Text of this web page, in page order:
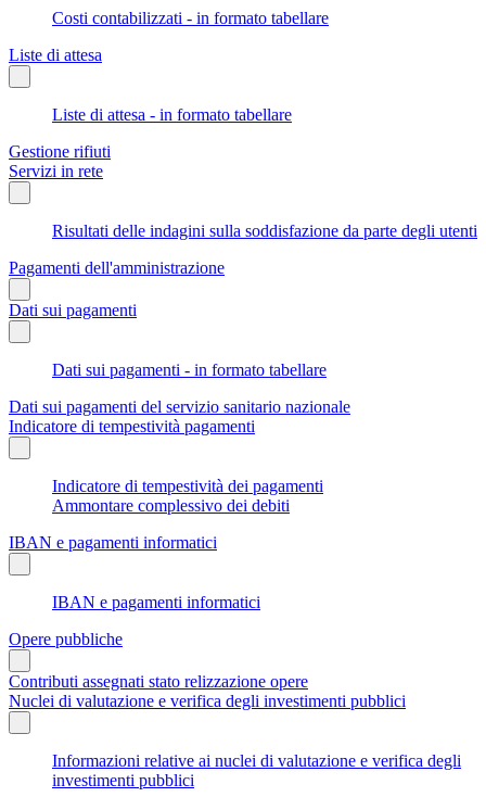
Costi contabilizzati - in formato tabellare
Liste di attesa
Liste di attesa - in formato tabellare
Gestione rifiuti
Servizi in rete
Risultati delle indagini sulla soddisfazione da parte degli utenti
Pagamenti dell'amministrazione
Dati sui pagamenti
Dati sui pagamenti - in formato tabellare
Dati sui pagamenti del servizio sanitario nazionale
Indicatore di tempestività pagamenti
Indicatore di tempestività dei pagamenti
Ammontare complessivo dei debiti
IBAN e pagamenti informatici
IBAN e pagamenti informatici
Opere pubbliche
Contributi assegnati stato relizzazione opere
Nuclei di valutazione e verifica degli investimenti pubblici
Informazioni relative ai nuclei di valutazione e verifica degli
investimenti pubblici